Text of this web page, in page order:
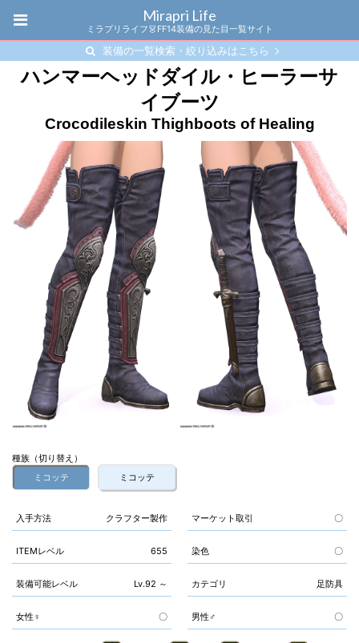
Mirapri Life
ミラプリライフ👗FF14装備の見た目一覧サイト
装備の一覧検索・絞り込みはこちら
ハンマーヘッドダイル・ヒーラーサ
イブーツ
Crocodileskin Thighboots of Healing
種族（切り替え）
ミコッテ
ミコッテ
入手方法 クラフター製作 マーケット取引 〇
ITEMレベル 655 染色 〇
装備可能レベル Lv.92 ～ カテゴリ 足防具
女性♀ 〇 男性♂ 〇